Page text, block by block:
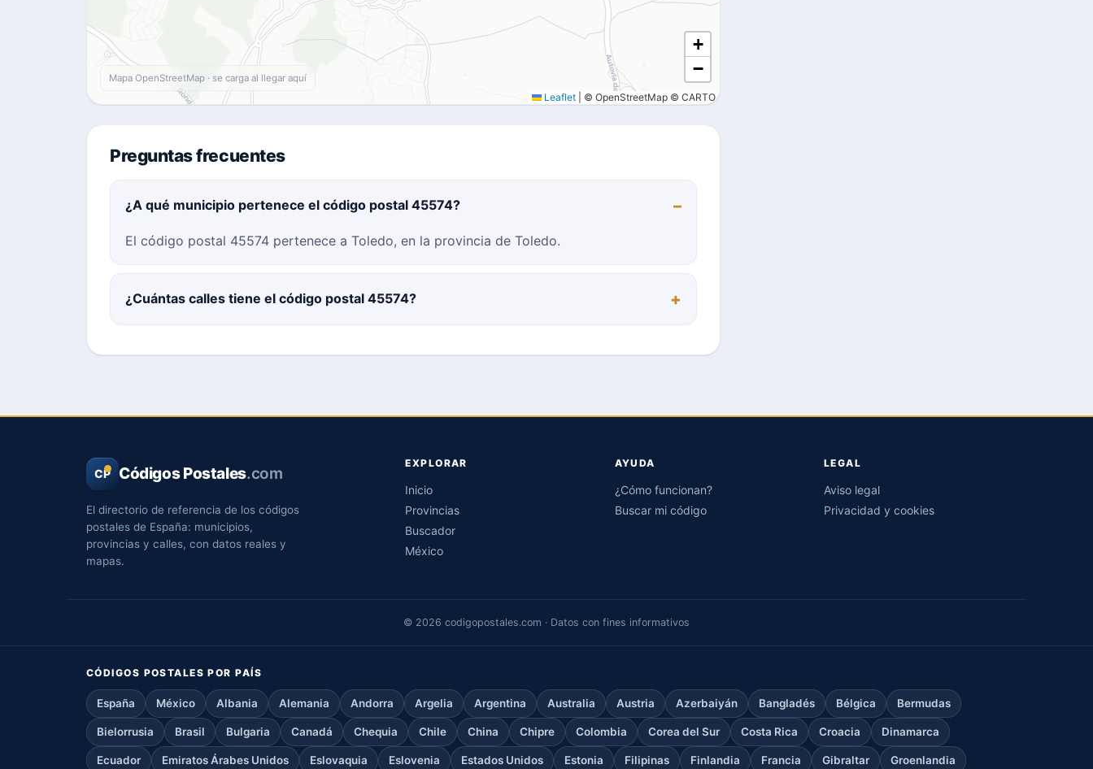
+
−
Leaflet © OpenStreetMap © CARTO
Mapa OpenStreetMap · se carga al llegar aquí
Preguntas frecuentes
¿A qué municipio pertenece el código postal 45574?
El código postal 45574 pertenece a Toledo, en la provincia de Toledo.
¿Cuántas calles tiene el código postal 45574?
CP Códigos Postales.com
El directorio de referencia de los códigos
postales de España: municipios,
provincias y calles, con datos reales y
mapas.
EXPLORAR
Inicio
Provincias
Buscador
México
AYUDA
¿Cómo funcionan?
Buscar mi código
LEGAL
Aviso legal
Privacidad y cookies
© 2026 codigopostales.com · Datos con fines informativos
CÓDIGOS POSTALES POR PAÍS
España México Albania Alemania Andorra Argelia Argentina Australia Austria Azerbaiyán Bangladés Bélgica Bermudas
Bielorrusia Brasil Bulgaria Canadá Chequia Chile China Chipre Colombia Corea del Sur Costa Rica Croacia Dinamarca
Ecuador Emiratos Árabes Unidos Eslovaquia Eslovenia Estados Unidos Estonia Filipinas Finlandia Francia Gibraltar Groenlandia